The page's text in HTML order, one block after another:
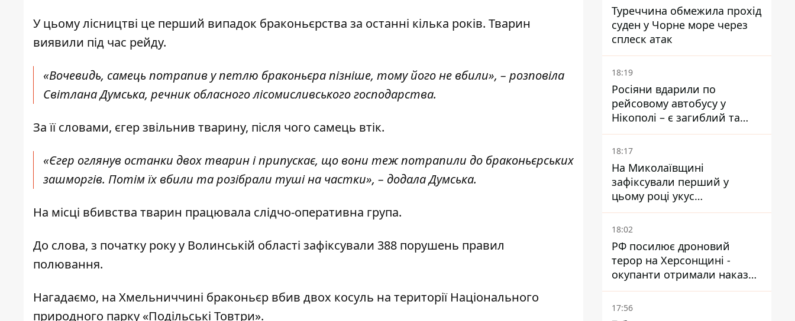
У цьому лісництві це перший випадок браконьєрства за останні кілька років. Тварин
виявили під час рейду.
«Вочевидь, самець потрапив у петлю браконьєра пізніше, тому його не вбили», – розповіла
Світлана Думська, речник обласного лісомисливського господарства.
За її словами, єгер звільнив тварину, після чого самець втік.
«Єгер оглянув останки двох тварин і припускає, що вони теж потрапили до браконьєрських
зашморгів. Потім їх вбили та розібрали туші на частки», – додала Думська.
На місці вбивства тварин працювала слідчо-оперативна група.
До слова, з початку року у Волинській області зафіксували 388 порушень правил
полювання.
Нагадаємо, на Хмельниччині браконьєр вбив двох косуль на території Національного
природного парку «Подільські Товтри».
Туреччина обмежила прохід
суден у Чорне море через
сплеск атак
18:19
Росіяни вдарили по
рейсовому автобусу у
Нікополі – є загиблий та
поранені
18:17
На Миколаївщині
зафіксували перший у
цьому році укус
небезпечного каракурта
18:02
РФ посилює дроновий
терор на Херсонщині -
окупанти отримали наказ
вільно полювати на автівки
17:56